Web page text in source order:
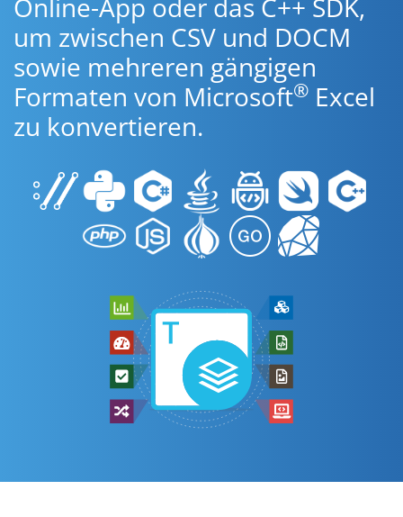
Online-App oder das C++ SDK,
um zwischen CSV und DOCM
sowie mehreren gängigen
Formaten von Microsoft® Excel
zu konvertieren.